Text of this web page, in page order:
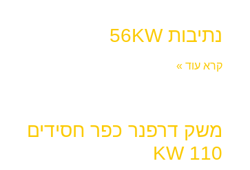
נתיבות 56KW
קרא עוד »
משק דרפנר כפר חסידים
110 KW